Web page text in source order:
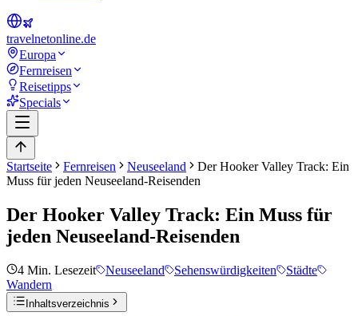
travelnetonline.de
Europa
Fernreisen
Reisetipps
Specials
Startseite Fernreisen Neuseeland
Der Hooker Valley Track: Ein
Muss für jeden Neuseeland-Reisenden
Der Hooker Valley Track: Ein Muss für
jeden Neuseeland-Reisenden
4 Min. Lesezeit Neuseeland Sehenswürdigkeiten
Städte
Wandern
Inhaltsverzeichnis